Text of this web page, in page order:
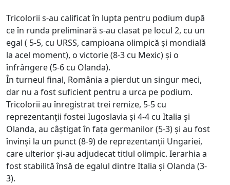
Tricolorii s-au calificat în lupta pentru podium după
ce în runda preliminară s-au clasat pe locul 2, cu un
egal ( 5-5, cu URSS, campioana olimpică și mondială
la acel moment), o victorie (8-3 cu Mexic) și o
înfrângere (5-6 cu Olanda).
În turneul final, România a pierdut un singur meci,
dar nu a fost suficient pentru a urca pe podium.
Tricolorii au înregistrat trei remize, 5-5 cu
reprezentanții fostei Iugoslavia și 4-4 cu Italia și
Olanda, au câștigat în fața germanilor (5-3) și au fost
învinși la un punct (8-9) de reprezentanții Ungariei,
care ulterior și-au adjudecat titlul olimpic. Ierarhia a
fost stabilită însă de egalul dintre Italia și Olanda (3-
3).